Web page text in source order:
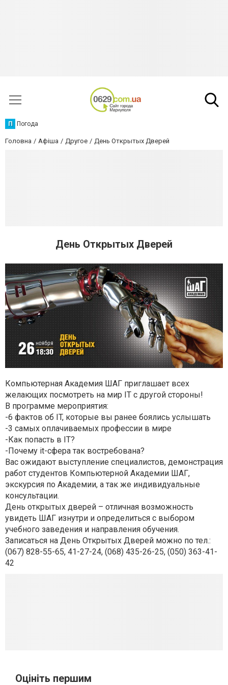
П Погода
Головна Афіша Другое День Открытых Дверей
День Открытых Дверей
Компьютерная Академия ШАГ приглашает всех
желающих посмотреть на мир IT с другой стороны!
В программе мероприятия:
-6 фактов об IT, которые вы ранее боялись услышать
-3 самых оплачиваемых профессии в мире
-Как попасть в IT?
-Почему it-сфера так востребована?
Вас ожидают выступление специалистов, демонстрация
работ студентов Компьютерной Академии ШАГ,
экскурсия по Академии, а так же индивидуальные
консультации.
День открытых дверей – отличная возможность
увидеть ШАГ изнутри и определиться с выбором
учебного заведения и направления обучения.
Записаться на День Открытых Дверей можно по тел.:
(067) 828-55-65, 41-27-24, (068) 435-26-25, (050) 363-41-
42
Оцініть першим